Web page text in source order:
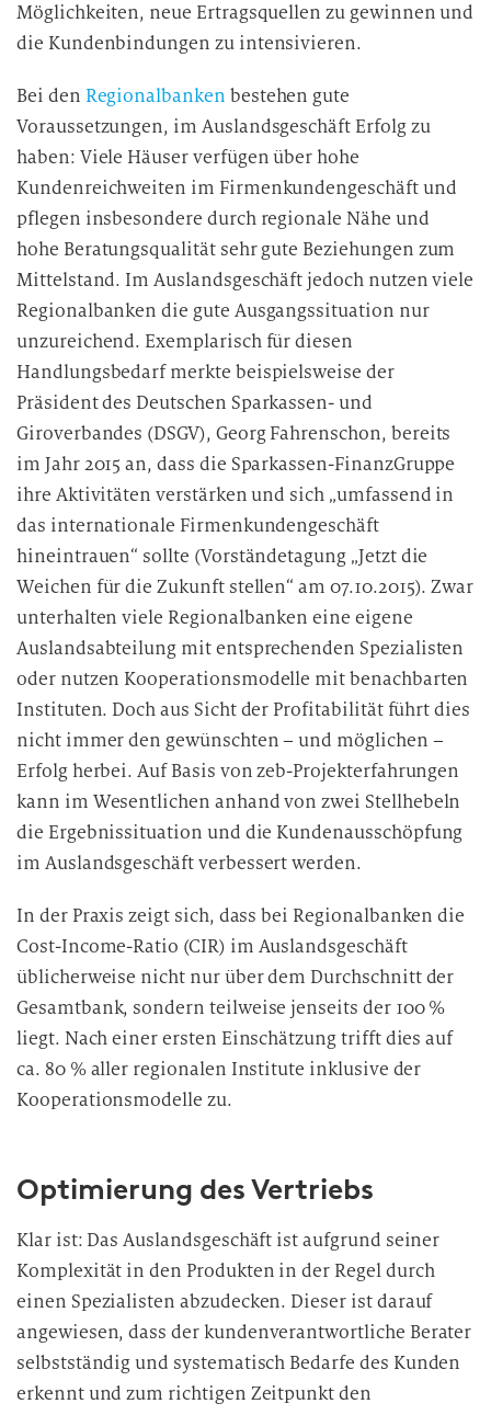
Möglichkeiten, neue Ertragsquellen zu gewinnen und
die Kundenbindungen zu intensivieren.
Bei den Regionalbanken bestehen gute
Voraussetzungen, im Auslandsgeschäft Erfolg zu
haben: Viele Häuser verfügen über hohe
Kundenreichweiten im Firmenkundengeschäft und
pflegen insbesondere durch regionale Nähe und
hohe Beratungsqualität sehr gute Beziehungen zum
Mittelstand. Im Auslandsgeschäft jedoch nutzen viele
Regionalbanken die gute Ausgangssituation nur
unzureichend. Exemplarisch für diesen
Handlungsbedarf merkte beispielsweise der
Präsident des Deutschen Sparkassen- und
Giroverbandes (DSGV), Georg Fahrenschon, bereits
im Jahr 2015 an, dass die Sparkassen-FinanzGruppe
ihre Aktivitäten verstärken und sich „umfassend in
das internationale Firmenkundengeschäft
hineintrauen“ sollte (Vorständetagung „Jetzt die
Weichen für die Zukunft stellen“ am 07.10.2015). Zwar
unterhalten viele Regionalbanken eine eigene
Auslandsabteilung mit entsprechenden Spezialisten
oder nutzen Kooperationsmodelle mit benachbarten
Instituten. Doch aus Sicht der Profitabilität führt dies
nicht immer den gewünschten – und möglichen –
Erfolg herbei. Auf Basis von zeb-Projekterfahrungen
kann im Wesentlichen anhand von zwei Stellhebeln
die Ergebnissituation und die Kundenausschöpfung
im Auslandsgeschäft verbessert werden.
In der Praxis zeigt sich, dass bei Regionalbanken die
Cost-Income-Ratio (CIR) im Auslandsgeschäft
üblicherweise nicht nur über dem Durchschnitt der
Gesamtbank, sondern teilweise jenseits der 100 %
liegt. Nach einer ersten Einschätzung trifft dies auf
ca. 80 % aller regionalen Institute inklusive der
Kooperationsmodelle zu.
Optimierung des Vertriebs
Klar ist: Das Auslandsgeschäft ist aufgrund seiner
Komplexität in den Produkten in der Regel durch
einen Spezialisten abzudecken. Dieser ist darauf
angewiesen, dass der kundenverantwortliche Berater
selbstständig und systematisch Bedarfe des Kunden
erkennt und zum richtigen Zeitpunkt den